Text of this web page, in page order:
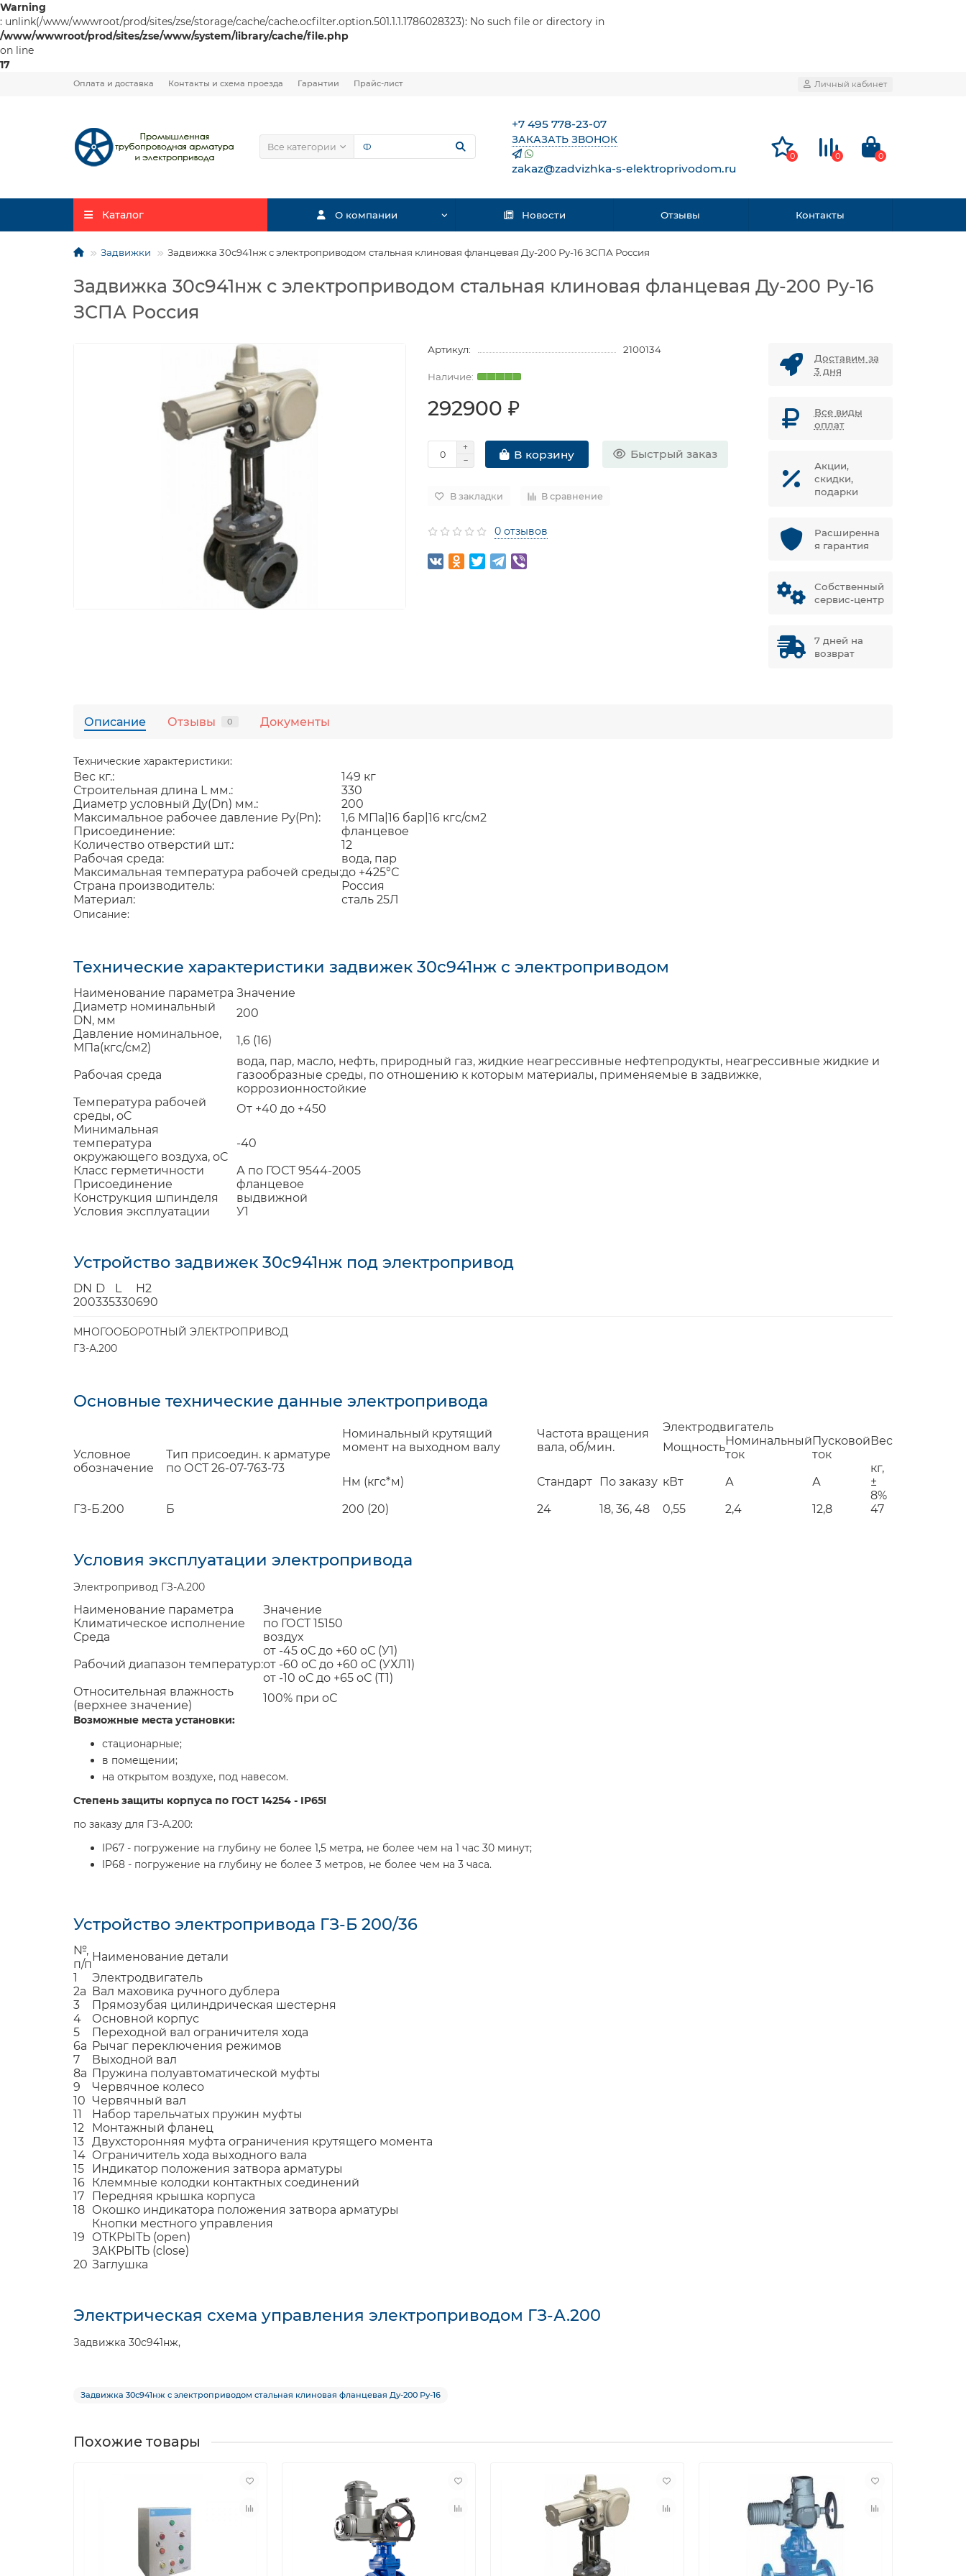
Warning
: unlink(/www/wwwroot/prod/sites/zse/storage/cache/cache.ocfilter.option.501.1.1.1786028323): No such file or directory in
/www/wwwroot/prod/sites/zse/www/system/library/cache/file.php
on line
17
Оплата и доставка Контакты и схема проезда Гарантии Прайс-лист Личный кабинет
Все категории
+7 495 778-23-07
ЗАКАЗАТЬ ЗВОНОК
zakaz@zadvizhka-s-elektroprivodom.ru
0 0 0
Каталог О компании Новости Отзывы Контакты
Задвижки Задвижка 30с941нж с электроприводом стальная клиновая фланцевая Ду-200 Ру-16 ЗСПА Россия
Задвижка 30с941нж с электроприводом стальная клиновая фланцевая Ду-200 Ру-16
ЗСПА Россия
Артикул: 2100134
292900 ₽
В корзину Быстрый заказ
В закладки В сравнение
0 отзывов
Доставим за
3 дня
Все виды
оплат
Акции,
скидки,
подарки
Расширенна
я гарантия
Собственный
сервис-центр
7 дней на
возврат
Описание Отзывы 0 Документы
Технические характеристики:
Вес кг.:
149 кг
Строительная длина L мм.:
330
Диаметр условный Ду(Dn) мм.:
200
Максимальное рабочее давление Ру(Pn):
1,6 МПа|16 бар|16 кгс/см2
Присоединение:
фланцевое
Количество отверстий шт.:
12
Рабочая среда:
вода, пар
Максимальная температура рабочей среды:до +425°С
Страна производитель:
Россия
Материал:
сталь 25Л
Описание:
Технические характеристики задвижек 30с941нж с электроприводом
Наименование параметра Значение
Диаметр номинальный
DN, мм
200
Давление номинальное,
МПа(кгс/см2)
1,6 (16)
Рабочая среда
вода, пар, масло, нефть, природный газ, жидкие неагрессивные нефтепродукты, неагрессивные жидкие и
газообразные среды, по отношению к которым материалы, применяемые в задвижке,
коррозионностойкие
Температура рабочей
среды, oC
От +40 до +450
Минимальная
температура
окружающего воздуха, oC
-40
Класс герметичности
А по ГОСТ 9544-2005
Присоединение
фланцевое
Конструкция шпинделя
выдвижной
Условия эксплуатации
У1
Устройство задвижек 30с941нж под электропривод
DN D L
H2
200335330690
МНОГООБОРОТНЫЙ ЭЛЕКТРОПРИВОД
ГЗ-А.200
Основные технические данные электропривода
Условное
обозначение
Тип присоедин. к арматуре
по ОСТ 26-07-763-73
Номинальный крутящий
момент на выходном валу
Частота вращения
вала, об/мин.
Электродвигатель
Вес
МощностьНоминальный
ток
Пусковой
ток
Нм (кгс*м)
Стандарт По заказу кВт А А
кг,
±
8%
ГЗ-Б.200
Б 200 (20) 24 18, 36, 48 0,55 2,4 12,8 47
Условия эксплуатации электропривода
Электропривод ГЗ-А.200
Наименование параметра
Значение
Климатическое исполнение
по ГОСТ 15150
Среда
воздух
Рабочий диапазон температур:
от -45 oС до +60 oС (У1)
от -60 oС до +60 oС (УХЛ1)
от -10 oС до +65 oС (T1)
Относительная влажность
(верхнее значение)
100% при oС
Возможные места установки:
стационарные;
в помещении;
на открытом воздухе, под навесом.
Степень защиты корпуса по ГОСТ 14254 - IP65!
по заказу для ГЗ-А.200:
IP67 - погружение на глубину не более 1,5 метра, не более чем на 1 час 30 минут;
IP68 - погружение на глубину не более 3 метров, не более чем на 3 часа.
Устройство электропривода ГЗ-Б 200/36
№,
п/п
Наименование детали
1
Электродвигатель
2а Вал маховика ручного дублера
3
Прямозубая цилиндрическая шестерня
4
Основной корпус
5
Переходной вал ограничителя хода
6а Рычаг переключения режимов
7
Выходной вал
8а Пружина полуавтоматической муфты
9
Червячное колесо
10 Червячный вал
11
Набор тарельчатых пружин муфты
12
Монтажный фланец
13 Двухсторонняя муфта ограничения крутящего момента
14 Ограничитель хода выходного вала
15
Индикатор положения затвора арматуры
16
Клеммные колодки контактных соединений
17
Передняя крышка корпуса
18 Окошко индикатора положения затвора арматуры
19
Кнопки местного управления
ОТКРЫТЬ (open)
ЗАКРЫТЬ (close)
20 Заглушка
Электрическая схема управления электроприводом ГЗ-А.200
Задвижка 30с941нж,
Задвижка 30с941нж с электроприводом стальная клиновая фланцевая Ду-200 Ру-16
Похожие товары